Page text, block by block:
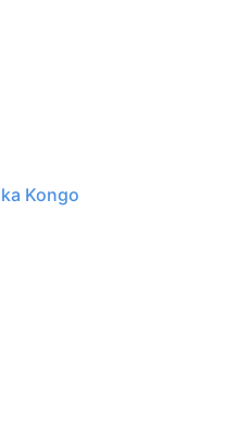
Kongo